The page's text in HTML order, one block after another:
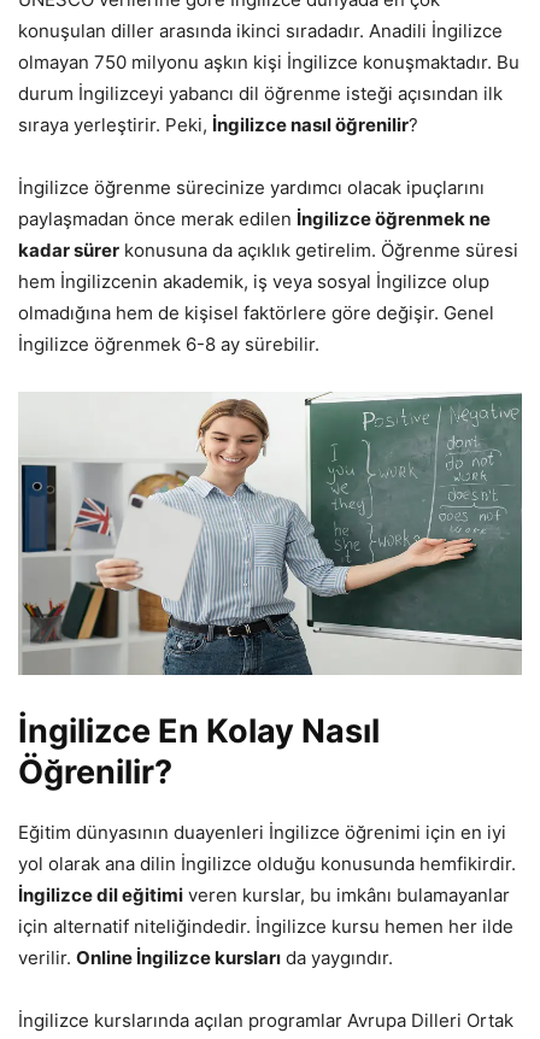
konuşulan diller arasında ikinci sıradadır. Anadili İngilizce
olmayan 750 milyonu aşkın kişi İngilizce konuşmaktadır. Bu
durum İngilizceyi yabancı dil öğrenme isteği açısından ilk
sıraya yerleştirir. Peki, İngilizce nasıl öğrenilir?
İngilizce öğrenme sürecinize yardımcı olacak ipuçlarını
paylaşmadan önce merak edilen İngilizce öğrenmek ne
kadar sürer konusuna da açıklık getirelim. Öğrenme süresi
hem İngilizcenin akademik, iş veya sosyal İngilizce olup
olmadığına hem de kişisel faktörlere göre değişir. Genel
İngilizce öğrenmek 6-8 ay sürebilir.
İngilizce En Kolay Nasıl
Öğrenilir?
Eğitim dünyasının duayenleri İngilizce öğrenimi için en iyi
yol olarak ana dilin İngilizce olduğu konusunda hemfikirdir.
İngilizce dil eğitimi veren kurslar, bu imkânı bulamayanlar
için alternatif niteliğindedir. İngilizce kursu hemen her ilde
verilir. Online İngilizce kursları da yaygındır.
İngilizce kurslarında açılan programlar Avrupa Dilleri Ortak